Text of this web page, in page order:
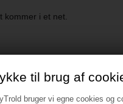
til brug af
bruger vi egne cookies og
kommer i et net.